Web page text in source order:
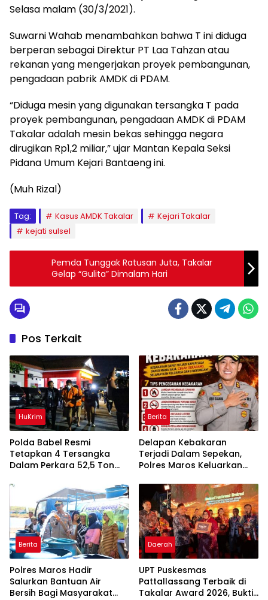
Selasa malam (30/3/2021).
Suwarni Wahab menambahkan bahwa T ini diduga
berperan sebagai Direktur PT Laa Tahzan atau
rekanan yang mengerjakan proyek pembangunan,
pengadaan pabrik AMDK di PDAM.
“Diduga mesin yang digunakan tersangka T pada
proyek pembangunan, pengadaan AMDK di PDAM
Takalar adalah mesin bekas sehingga negara
dirugikan Rp1,2 miliar,” ujar Mantan Kepala Seksi
Pidana Umum Kejari Bantaeng ini.
(Muh Rizal)
Tag: Kasus AMDK Takalar
Kejari Takalar
kejati sulsel
Pemda Tunggak Ratusan Juta, Takalar
Gelap “Gulita” Dimalam Hari
Pos Terkait
HuKrim
Polda Babel Resmi
Tetapkan 4 Tersangka
Dalam Perkara 52,5 Ton
Belitung
Berita
Delapan Kebakaran
Terjadi Dalam Sepekan,
Polres Maros Keluarkan
Masyarakat
Berita
Polres Maros Hadir
Salurkan Bantuan Air
Bersih Bagi Masyarakat
Daerah
UPT Puskesmas
Pattallassang Terbaik di
Takalar Award 2026, Bukti